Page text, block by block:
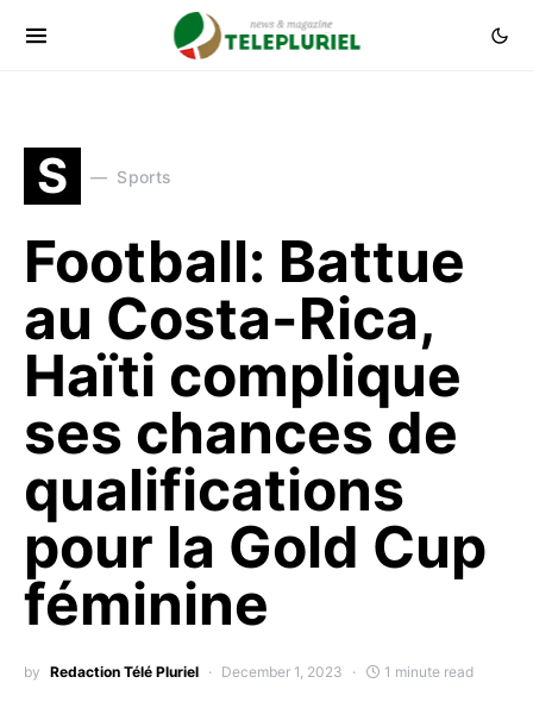
S Sports
Football: Battue
au Costa-Rica,
Haïti complique
ses chances de
qualifications
pour la Gold Cup
féminine
by Redaction Télé Pluriel December 1, 2023 1 minute read